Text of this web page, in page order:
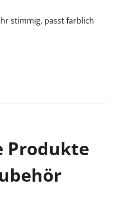
stimmig, passt farblich
Produkte